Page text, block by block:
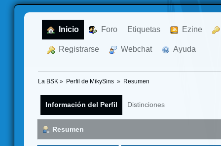
Inicio Foro Etiquetas Ezine
Registrarse Webchat Ayuda
La BSK » Perfil de MikySins » Resumen
Información del Perfil Distinciones
Resumen